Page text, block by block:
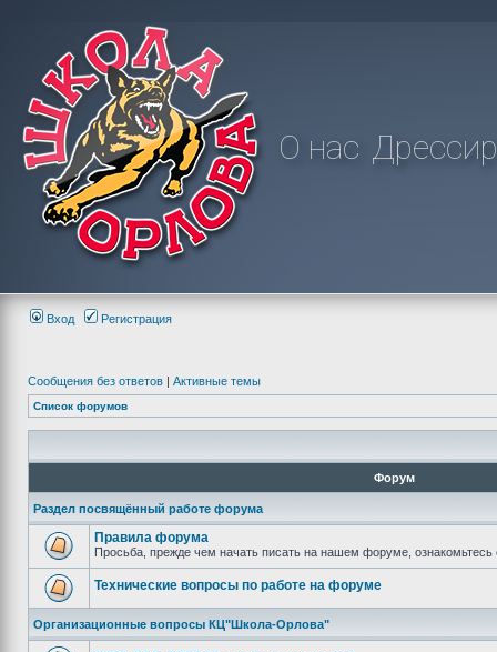
О нас
Вход Регистрация
Сообщения без ответов | Активные темы
Список форумов
Форум
Раздел посвящённый работе форума
Правила форума
Просьба, прежде чем начать писать на нашем форуме,
Технические вопросы по работе на форуме
Организационные вопросы КЦ"Школа-Орлова"